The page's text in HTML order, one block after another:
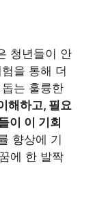
청년들이 안
을 통해 더
는 훌륭한
해하고, 필요
이 이 기회
향상에 기
에 한 발짝